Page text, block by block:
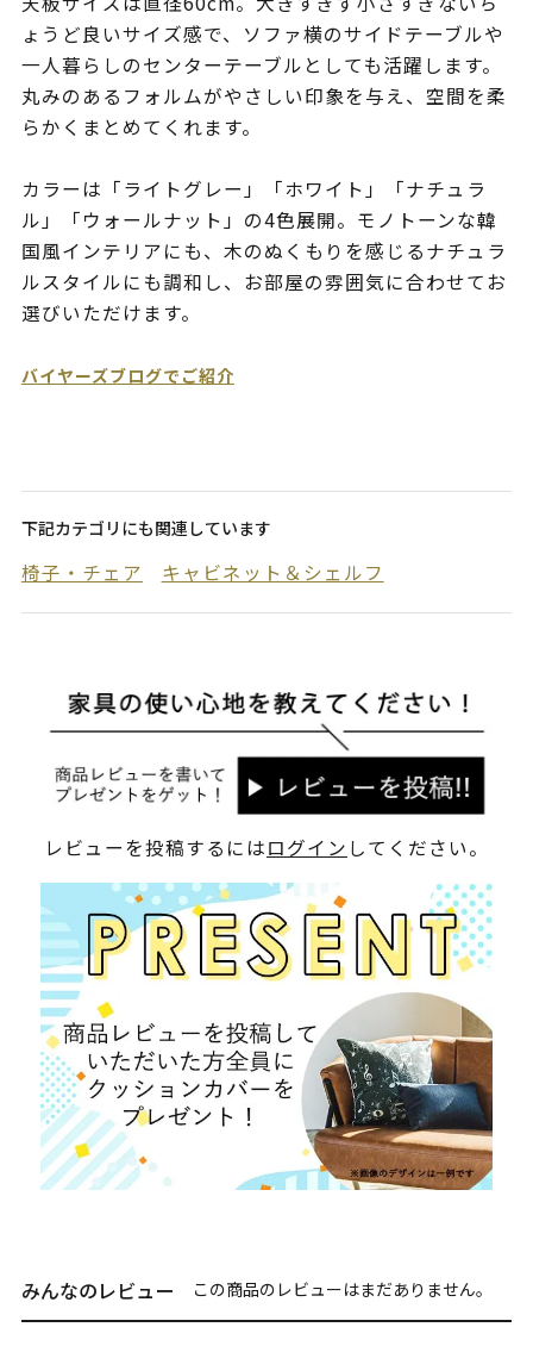
ょうど良いサイズ感で、ソファ横のサイドテーブルや
一人暮らしのセンターテーブルとしても活躍します。
丸みのあるフォルムがやさしい印象を与え、空間を柔
らかくまとめてくれます。
カラーは「ライトグレー」「ホワイト」「ナチュラ
ル」「ウォールナット」の4色展開。モノトーンな韓
国風インテリアにも、木のぬくもりを感じるナチュラ
ルスタイルにも調和し、お部屋の雰囲気に合わせてお
選びいただけます。
バイヤーズブログでご紹介
下記カテゴリにも関連しています
椅子・チェア キャビネット＆シェルフ
レビューを投稿するにはログイン してください。
みんなのレビュー この商品のレビューはまだありません。